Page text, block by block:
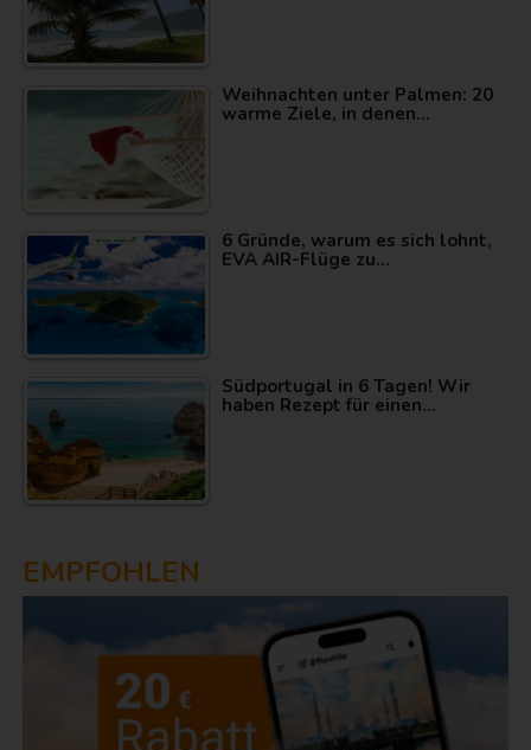
Weihnachten unter Palmen: 20
warme Ziele, in denen…
6 Gründe, warum es sich lohnt,
EVA AIR-Flüge zu…
Südportugal in 6 Tagen! Wir
haben Rezept für einen…
EMPFOHLEN